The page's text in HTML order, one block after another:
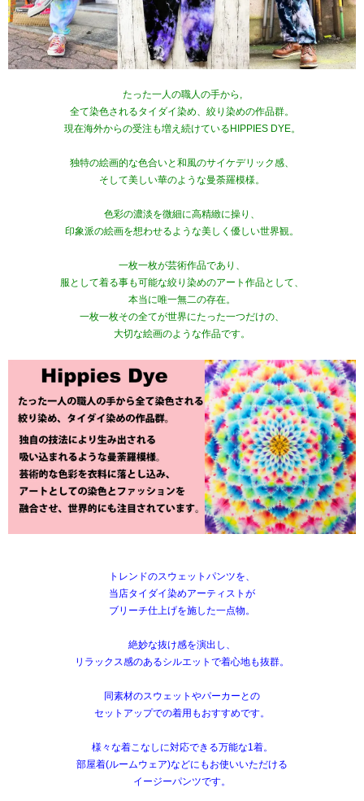
たった一人の職人の手から,
全て染色されるタイダイ染め、絞り染めの作品群。
現在海外からの受注も増え続けているHIPPIES DYE。
独特の絵画的な色合いと和風のサイケデリック感、
そして美しい華のような曼荼羅模様。
色彩の濃淡を微細に高精緻に操り、
印象派の絵画を想わせるような美しく優しい世界観。
一枚一枚が芸術作品であり、
服として着る事も可能な絞り染めのアート作品として、
本当に唯一無二の存在。
一枚一枚その全てが世界にたった一つだけの、
大切な絵画のような作品です。
トレンドのスウェットパンツを、
当店タイダイ染めアーティストが
ブリーチ仕上げを施した一点物。
絶妙な抜け感を演出し、
リラックス感のあるシルエットで着心地も抜群。
同素材のスウェットやパーカーとの
セットアップでの着用もおすすめです。
様々な着こなしに対応できる万能な1着。
部屋着(ルームウェア)などにもお使いいただける
イージーパンツです。